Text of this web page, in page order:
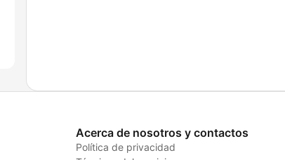
Acerca de nosotros y contactos
Política de privacidad